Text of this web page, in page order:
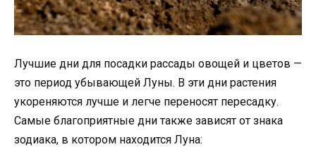
Лучшие дни для посадки рассады овощей и цветов —
это период убывающей Луны. В эти дни растения
укореняются лучше и легче переносят пересадку.
Самые благоприятные дни также зависят от знака
зодиака, в котором находится Луна: